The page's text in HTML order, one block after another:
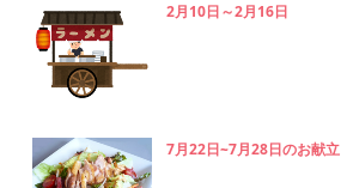
2月10日～2月16日
7月22日~7月28日のお献立